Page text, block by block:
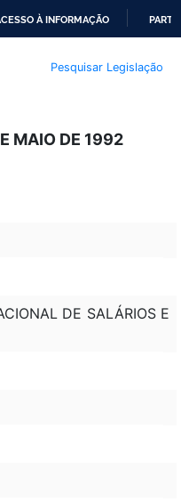
À INFORMAÇÃO
Pesquisar Legislação
MAIO DE 1992
DE SALÁRIOS E